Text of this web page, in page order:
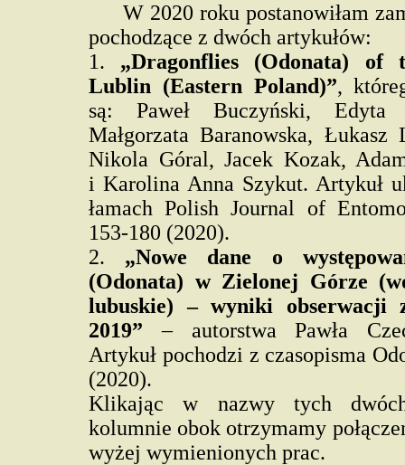
W 2020 roku postanowiłam
pochodzące z dwóch artykułów:
1. „Dragonflies (Odonata)
Lublin (Eastern Poland)”,
są: Paweł Buczyński, Edyta
Małgorzata Baranowska, Łukasz
Nikola Góral, Jacek Kozak,
i Karolina Anna Szykut. Artykuł
łamach Polish Journal of
153-180 (2020).
2. „Nowe dane o
(Odonata) w Zielonej Górze
lubuskie) – wyniki obserwacji
2019” – autorstwa Pawła
Artykuł pochodzi z czasopisma
(2020).
Klikając w nazwy tych
kolumnie obok otrzymamy
wyżej wymienionych prac.